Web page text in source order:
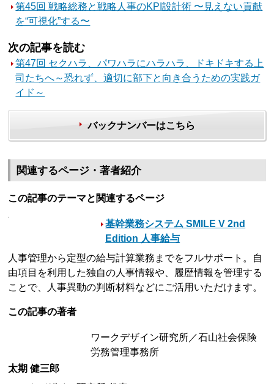
第45回 戦略総務と戦略人事のKPI設計術 〜見えない貢献
を“可視化”する〜
次の記事を読む
第47回 セクハラ、パワハラにハラハラ、ドキドキする上
司たちへ～恐れず、適切に部下と向き合うための実践ガ
イド～
バックナンバーはこちら
関連するページ・著者紹介
この記事のテーマと関連するページ
基幹業務システム SMILE V 2nd
Edition 人事給与
人事管理から定型の給与計算業務までをフルサポート。自
由項目を利用した独自の人事情報や、履歴情報を管理する
ことで、人事異動の判断材料などにご活用いただけます。
この記事の著者
ワークデザイン研究所／石山社会保険
労務管理事務所
太期 健三郎